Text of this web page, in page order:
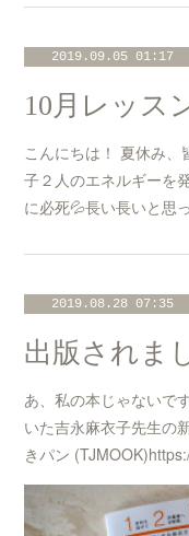
2019.09.05 01:17
こんにちは！ 夏休み
子２人のエネルギーを
に必死💦長い長いと思
2019.08.28 07:35
出版されま
あ、私の本じゃないで
いた吉永麻衣子先生の
きパン